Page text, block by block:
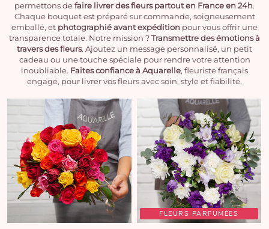
permettons defaire livrer des fleurs partout en France en 24h.
Chaque bouquet est préparé sur commande, soigneusement
emballé, et photographié avant expédition pour vous offrir une
transparence totale. Notre mission ?Transmettre des émotions à
travers des fleurs. Ajoutez un message personnalisé, un petit
cadeau ou une touche spéciale pour rendre votre attention
inoubliable. Faites confiance à Aquarelle, fleuriste français
engagé, pour livrer vos fleurs avec soin, style et fiabilité.
FLEURS PARFUMÉES